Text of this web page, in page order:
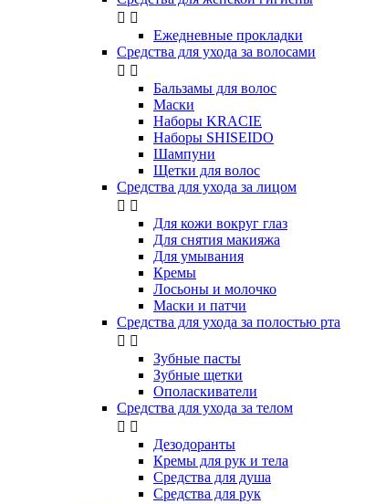
 
Ежедневные прокладки
Средства для ухода за волосами
 
Бальзамы для волос
Маски
Наборы KRACIE
Наборы SHISEIDO
Шампуни
Щетки для волос
Средства для ухода за лицом
 
Для кожи вокруг глаз
Для снятия макияжа
Для умывания
Кремы
Лосьоны и молочко
Маски и патчи
Средства для ухода за полостью рта
 
Зубные пасты
Зубные щетки
Ополаскиватели
Средства для ухода за телом
 
Дезодоранты
Кремы для рук и тела
Средства для душа
Средства для рук